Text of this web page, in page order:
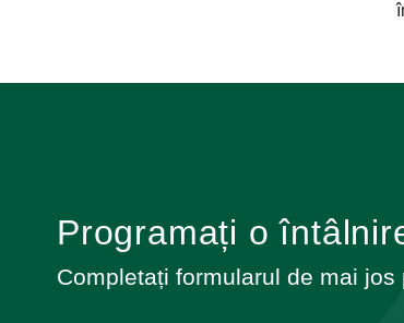
Programați o
Completați formularul de mai